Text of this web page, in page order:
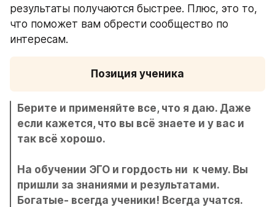
результаты получаются быстрее. Плюс, это то,
что поможет вам обрести сообщество по
интересам.
Позиция ученика
Берите и применяйте все, что я даю. Даже
если кажется, что вы всё знаете и у вас и
так всё хорошо.
На обучении ЭГО и гордость ни  к чему. Вы
пришли за знаниями и результатами.
Богатые- всегда ученики! Всегда учатся.